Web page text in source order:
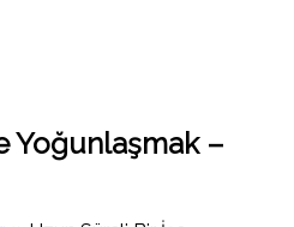
Yoğunlaşmak –